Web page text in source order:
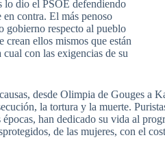
lo dio el PSOE defendiendo
contra. El más penoso
gobierno respecto al pueblo
crean ellos mismos que están
con las exigencias de su
desde Olimpia de Gouges a
la tortura y la muerte.
han dedicado su vida al
de las mujeres, con el